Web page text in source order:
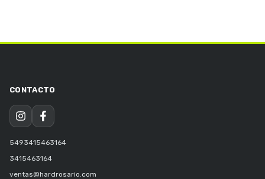
5493415463164
3415463164
ventas@hardrosario.com